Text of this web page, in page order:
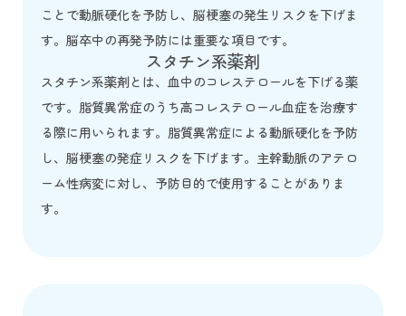
ことで動脈硬化を予防し、脳梗塞の発生リスクを下げま
す。脳卒中の再発予防には重要な項目です。
スタチン系薬剤
スタチン系薬剤とは、血中のコレステロールを下げる薬
です。脂質異常症のうち高コレステロール血症を治療す
る際に用いられます。脂質異常症による動脈硬化を予防
し、脳梗塞の発症リスクを下げます。主幹動脈のアテロ
ーム性病変に対し、予防目的で使用することがありま
す。